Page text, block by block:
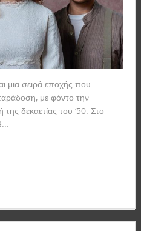
μια σειρά εποχής που
με φόντο την
δεκαετίας του ‘50. Στο